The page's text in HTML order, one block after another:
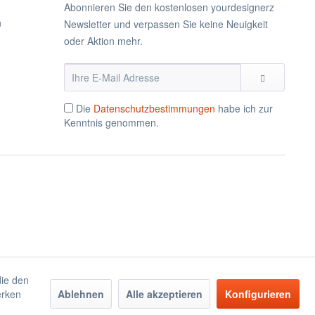
Abonnieren Sie den kostenlosen yourdesignerz
Newsletter und verpassen Sie keine Neuigkeit
oder Aktion mehr.
Die Datenschutzbestimmungen habe ich zur
Kenntnis genommen.
den
Ablehnen Alle akzeptieren Konfigurieren